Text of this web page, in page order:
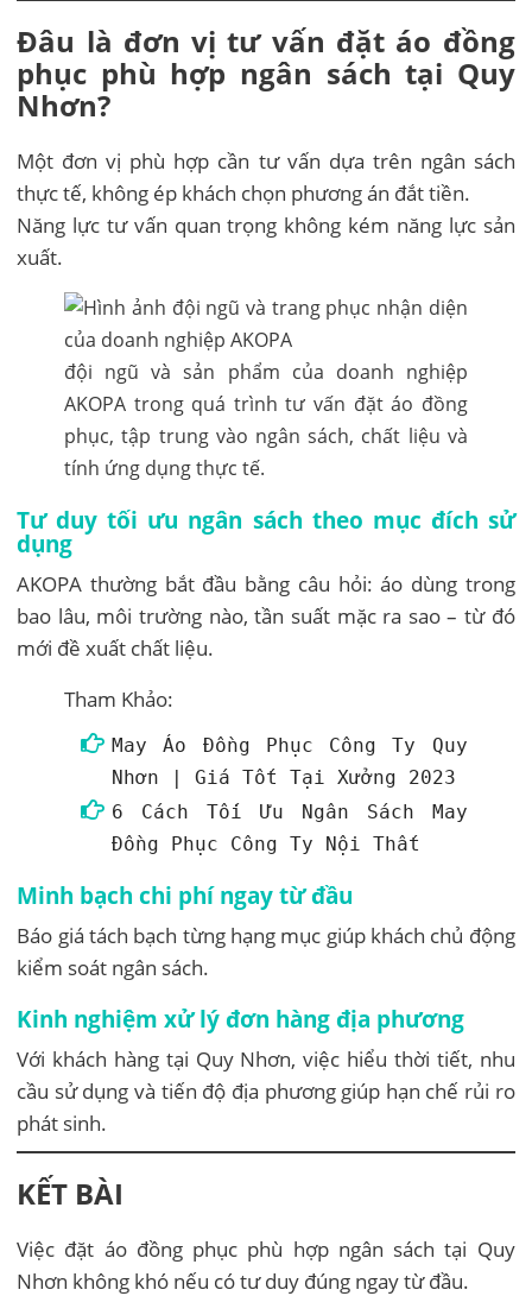
Đâu là đơn vị tư vấn đặt áo đồng
phục phù hợp ngân sách tại Quy
Nhơn?
Một đơn vị phù hợp cần tư vấn dựa trên ngân sách
thực tế, không ép khách chọn phương án đắt tiền.
Năng lực tư vấn quan trọng không kém năng lực sản
xuất.
đội ngũ và sản phẩm của doanh nghiệp
AKOPA trong quá trình tư vấn đặt áo đồng
phục, tập trung vào ngân sách, chất liệu và
tính ứng dụng thực tế.
Tư duy tối ưu ngân sách theo mục đích sử
dụng
AKOPA thường bắt đầu bằng câu hỏi: áo dùng trong
bao lâu, môi trường nào, tần suất mặc ra sao – từ đó
mới đề xuất chất liệu.
Tham Khảo:
May Áo Đồng Phục Công Ty Quy
Nhơn | Giá Tốt Tại Xưởng 2023
6 Cách Tối Ưu Ngân Sách May
Đồng Phục Công Ty Nội Thất
Minh bạch chi phí ngay từ đầu
Báo giá tách bạch từng hạng mục giúp khách chủ động
kiểm soát ngân sách.
Kinh nghiệm xử lý đơn hàng địa phương
Với khách hàng tại Quy Nhơn, việc hiểu thời tiết, nhu
cầu sử dụng và tiến độ địa phương giúp hạn chế rủi ro
phát sinh.
KẾT BÀI
Việc đặt áo đồng phục phù hợp ngân sách tại Quy
Nhơn không khó nếu có tư duy đúng ngay từ đầu.